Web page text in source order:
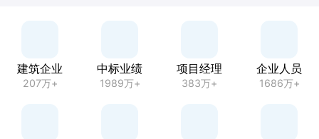
建筑企业
207万+
中标业绩
1989万+
项目经理
383万+
企业人员
1686万+